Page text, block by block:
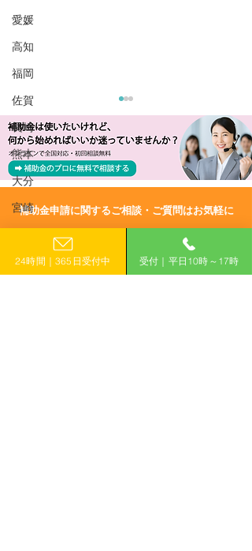
愛媛
高知
福岡
佐賀
長崎
熊本
大分
宮崎
沖縄
R6/8/2 UP!【岩手県】令
和6年度 事業者向け自家
消費型太陽光発電設備設
​補助金申請に関するご相談・ご質問はお気軽に
お電話でのお問い合わせ
0120-399-121
24時間｜365日受付中 受付｜平日10時～17時